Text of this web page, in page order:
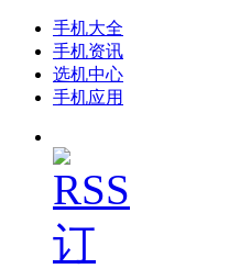
手机大全
手机资讯
选机中心
手机应用